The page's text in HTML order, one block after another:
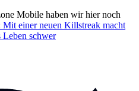
Mobile haben wir hier noch
einer neuen Killstreak macht
Leben schwer